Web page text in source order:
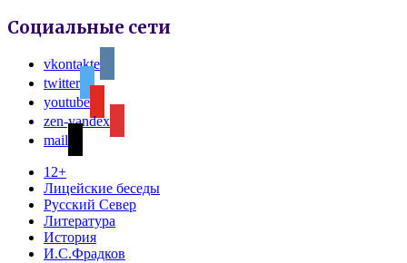
Социальные сети
vkontakte
twitter
youtube
zen-yandex
mail
12+
Лицейские беседы
Русский Север
Литература
История
И.С.Фрадков